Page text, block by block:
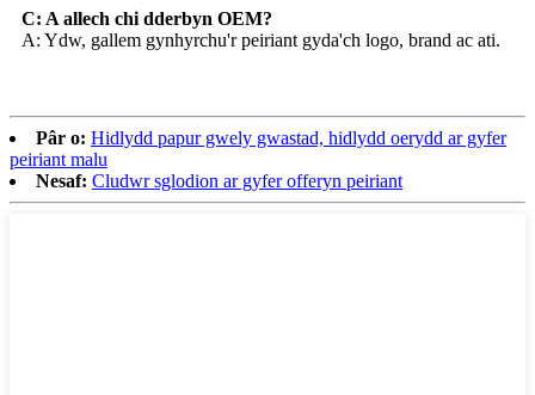
C: A allech chi dderbyn OEM?
A: Ydw, gallem gynhyrchu'r peiriant gyda'ch logo, brand ac ati.
Pâr o: Hidlydd papur gwely gwastad, hidlydd oerydd ar gyfer
peiriant malu
Nesaf: Cludwr sglodion ar gyfer offeryn peiriant